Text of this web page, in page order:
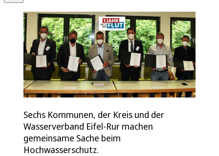
Sechs Kommunen, der Kreis und der
Wasserverband Eifel-Rur machen
gemeinsame Sache beim
Hochwasserschutz.